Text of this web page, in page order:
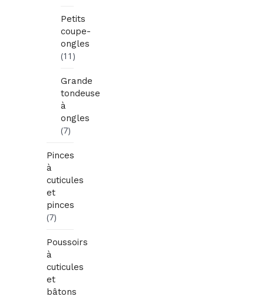
Petits
coupe-
ongles
(11)
Grande
tondeuse
à
ongles
(7)
Pinces
à
cuticules
et
pinces
(7)
Poussoirs
à
cuticules
et
bâtons